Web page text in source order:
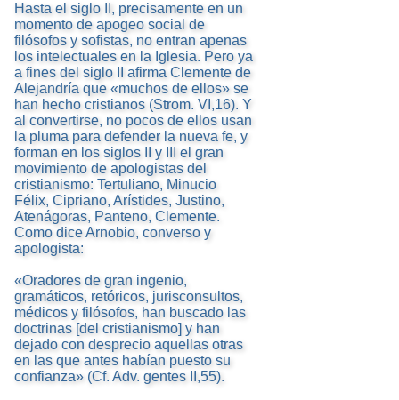
Hasta el siglo II, precisamente en un
momento de apogeo social de
filósofos y sofistas, no entran apenas
los intelectuales en la Iglesia. Pero ya
a fines del siglo II afirma Clemente de
Alejandría que «muchos de ellos» se
han hecho cristianos (Strom. VI,16). Y
al convertirse, no pocos de ellos usan
la pluma para defender la nueva fe, y
forman en los siglos II y III el gran
movimiento de apologistas del
cristianismo: Tertuliano, Minucio
Félix, Cipriano, Arístides, Justino,
Atenágoras, Panteno, Clemente.
Como dice Arnobio, converso y
apologista:
«Oradores de gran ingenio,
gramáticos, retóricos, jurisconsultos,
médicos y filósofos, han buscado las
doctrinas [del cristianismo] y han
dejado con desprecio aquellas otras
en las que antes habían puesto su
confianza» (Cf. Adv. gentes II,55).